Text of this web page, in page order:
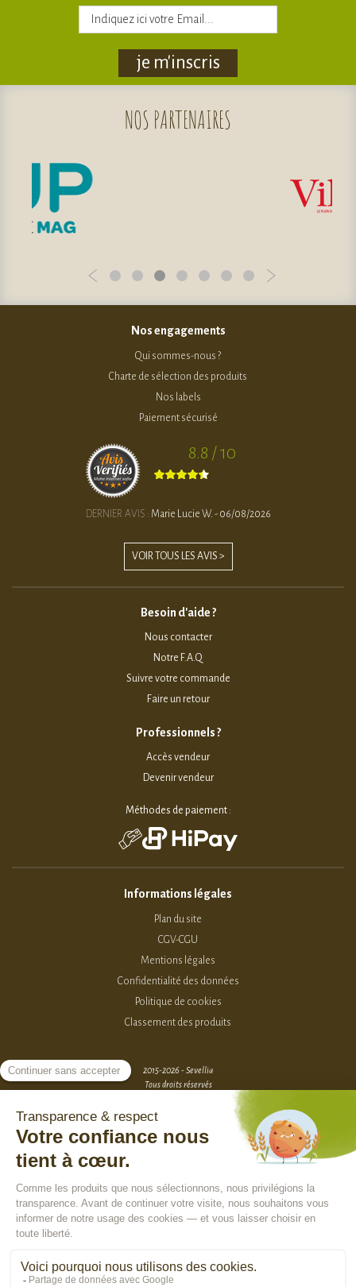
je m'inscris
NOS PARTENAIRES
Nos engagements
Qui sommes-nous ?
Charte de sélection des produits
Nos labels
Paiement sécurisé
8.8 / 10
DERNIER AVIS : Marie Lucie W. - 06/08/2026
VOIR TOUS LES AVIS >
Besoin d'aide ?
Nous contacter
Notre F.A.Q
Suivre votre commande
Faire un retour
Professionnels ?
Accès vendeur
Devenir vendeur
Méthodes de paiement :
Informations légales
Plan du site
CGV-CGU
Mentions légales
Confidentialité des données
Politique de cookies
Classement des produits
2015-2026 - Sevellia
Tous droits réservés
ACCÈS VENDEURS
CONTACTEZ-NOUS
SE CONNECTER